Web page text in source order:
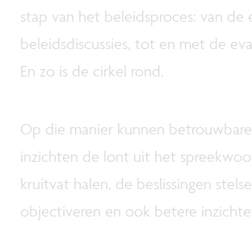
stap van het beleidsproces: van de
beleidsdiscussies, tot en met de
En zo is de cirkel rond.
Op die manier kunnen
inzichten de lont uit het
kruitvat halen, de beslissingen
objectiveren en ook betere